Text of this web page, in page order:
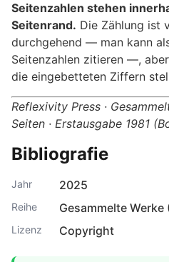
Seitenzahlen stehen
Seitenrand. Die Zählung ist
durchgehend — man kann
Seitenzahlen zitieren —,
die eingebetteten Ziffern
Reflexivity Press ·
Seiten · Erstausgabe 1981
Bibliografie
Jahr 2025
Reihe Gesammelte Werke
Lizenz Copyright